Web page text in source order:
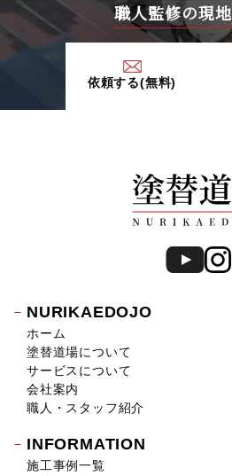
職人監修の現
依頼する(無料)
NURIKAEDOJO
ホーム
塗替道場について
サービスについて
会社案内
職人・スタッフ紹介
INFORMATION
施工事例一覧